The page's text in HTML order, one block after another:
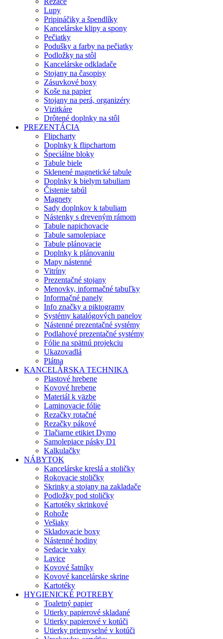
Lupy
Pripináčiky a špendlíky
Kancelárske klipy a spony
Pečiatky
Podušky a farby na pečiatky
Podložky na stôl
Kancelárske odkladače
Stojany na časopisy
Zásuvkové boxy
Koše na papier
Stojany na perá, organizéry
Vizitkáre
Drôtené doplnky na stôl
PREZENTÁCIA
Flipcharty
Doplnky k flipchartom
Špeciálne bloky
Tabule biele
Sklenené magnetické tabule
Doplnky k bielym tabuliam
Čistenie tabúl
Magnety
Sady doplnkov k tabuliam
Nástenky s dreveným rámom
Tabule napichovacie
Tabule samolepiace
Tabule plánovacie
Doplnky k plánovaniu
Mapy nástenné
Vitríny
Prezentačné stojany
Menovky, informačné tabuľky
Informačné panely
Info značky a piktogramy
Systémy katalógových panelov
Nástenné prezentačné systémy
Podlahové prezentačné systémy
Fólie na spätnú projekciu
Ukazovadlá
Plátna
KANCELÁRSKA TECHNIKA
Plastové hrebene
Kovové hrebene
Materiál k väzbe
Laminovacie fólie
Rezačky rotačné
Rezačky pákové
Tlačiarne etikiet Dymo
Samolepiace pásky D1
Kalkulačky
NÁBYTOK
Kancelárske kreslá a stoličky
Rokovacie stoličky
Skrinky a stojany na zakladače
Podložky pod stoličky
Kartotéky skrinkové
Rohože
Vešiaky
Skladovacie boxy
Nástenné hodiny
Sedacie vaky
Lavice
Kovové šatníky
Kovové kancelárske skrine
Kartotéky
HYGIENICKÉ POTREBY
Toaletný papier
Utierky papierové skladané
Utierky papierové v kotúči
Utierky priemyselné v kotúči